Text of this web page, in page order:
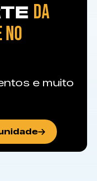
DA
e muito